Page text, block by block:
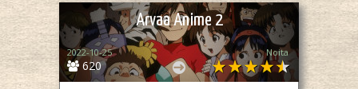
Arvaa Anime 2
620
2022-10-25 Noita